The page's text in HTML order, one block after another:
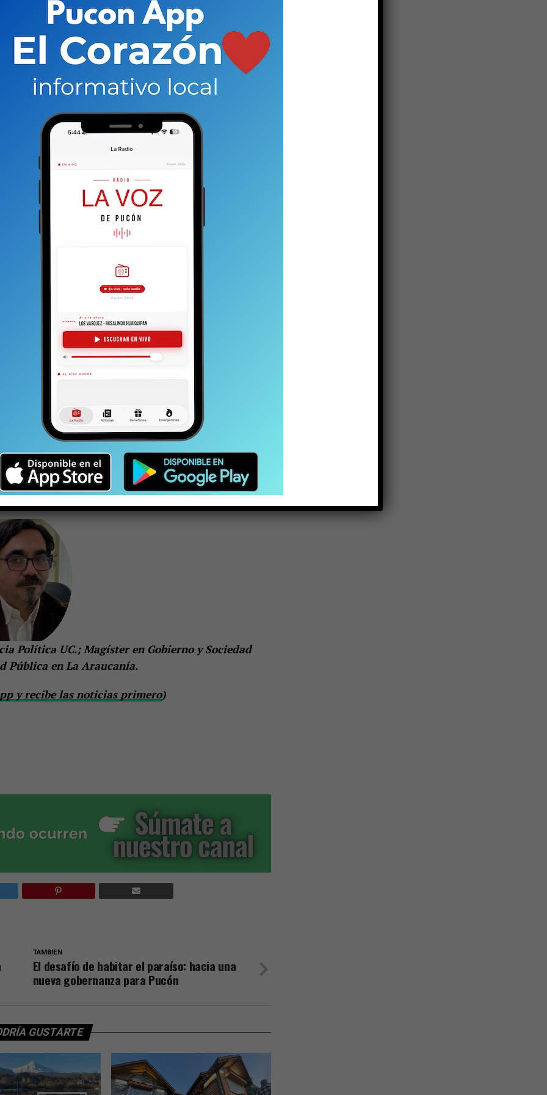
y autoridades municipales. Esto último, fue
votos para su aprobación en el Congreso Nacional.
del gobierno del Presidente Boric, sin embargo, el
de Prevención del Delito hoy en el Banco
la importancia del carácter multinivel
decir que tendremos una nueva
a la espera de avanzar a nivel regional.
pública nacional, sin embargo, tanto los gobiernos
de coproducción, en lo particular en prevención del
Claro, hay algunos que ven puros problemas
de apitutar cercanos y otros aun sin
niveles de confianza y legitimidad de
y asistencia a víctimas, protección de las
Asimismo, podrá orientar e informar sobre la
(VIF), prevención y rehabilitación del
mecanismos alternativos de resolución de
convenios entre los municipios, tanto en lo particular
durante el año. Esto último es relevante a la
cuando se colabore en algún procedimiento
disponer de policías municipales, de ahí que
uniformados, sino avanzar en una seguridad
de riesgos y desastres, así como un trabajo
Política UC.; Magíster en Gobierno y Sociedad
Pública en La Araucanía.
y recibe las noticias primero)
TAMBIEN
El desafío de habitar el paraíso: hacia una
nueva gobernanza para Pucón
GUSTARTE